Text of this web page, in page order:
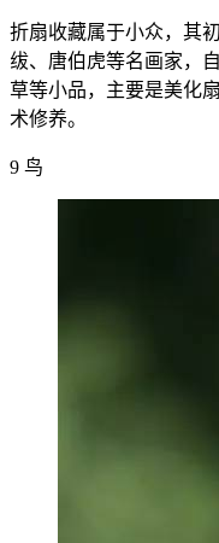
折扇收藏属于小众，其
绂、唐伯虎等名画家，
草等小品，主要是美化
术修养。
9 鸟